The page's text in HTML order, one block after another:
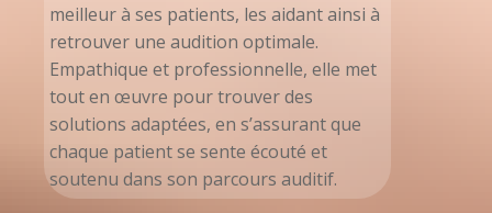
meilleur à ses patients, les aidant ainsi à
retrouver une audition optimale.
Empathique et professionnelle, elle met
tout en œuvre pour trouver des
solutions adaptées, en s’assurant que
chaque patient se sente écouté et
soutenu dans son parcours auditif.